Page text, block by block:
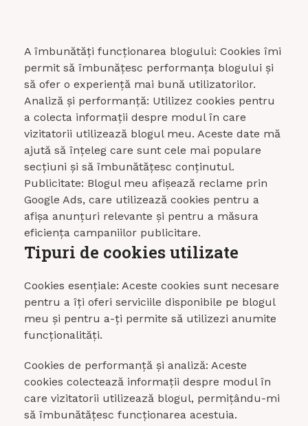
A îmbunătăți funcționarea blogului: Cookies îmi
permit să îmbunățesc performanța blogului și
să ofer o experiență mai bună utilizatorilor.
Analiză și performanță: Utilizez cookies pentru
a colecta informații despre modul în care
vizitatorii utilizează blogul meu. Aceste date mă
ajută să înțeleg care sunt cele mai populare
secțiuni și să îmbunătățesc conținutul.
Publicitate: Blogul meu afișează reclame prin
Google Ads, care utilizează cookies pentru a
afișa anunțuri relevante și pentru a măsura
eficiența campaniilor publicitare.
Tipuri de cookies utilizate
Cookies esențiale: Aceste cookies sunt necesare
pentru a îți oferi serviciile disponibile pe blogul
meu și pentru a-ți permite să utilizezi anumite
funcționalități.
Cookies de performanță și analiză: Aceste
cookies colectează informații despre modul în
care vizitatorii utilizează blogul, permițându-mi
să îmbunătățesc funcționarea acestuia.